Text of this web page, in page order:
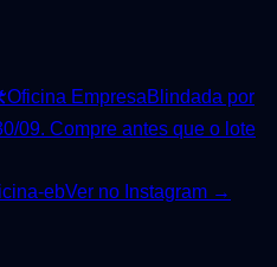
EmpresaBlindada por
09. Compre antes que o lote
ebVer no Instagram →